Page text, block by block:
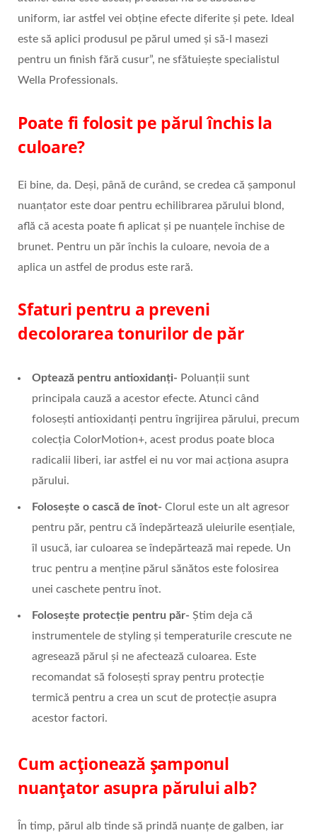
uniform, iar astfel vei obține efecte diferite și pete. Ideal
este să aplici produsul pe părul umed și să-l masezi
pentru un finish fără cusur”, ne sfătuiește specialistul
Wella Professionals.
Poate fi folosit pe părul închis la
culoare?
Ei bine, da. Deși, până de curând, se credea că șamponul
nuanțator este doar pentru echilibrarea părului blond,
află că acesta poate fi aplicat și pe nuanțele închise de
brunet. Pentru un păr închis la culoare, nevoia de a
aplica un astfel de produs este rară.
Sfaturi pentru a preveni
decolorarea tonurilor de păr
Optează pentru antioxidanți- Poluanții sunt
principala cauză a acestor efecte. Atunci când
folosești antioxidanți pentru îngrijirea părului, precum
colecția ColorMotion+, acest produs poate bloca
radicalii liberi, iar astfel ei nu vor mai acționa asupra
părului.
Folosește o cască de înot- Clorul este un alt agresor
pentru păr, pentru că îndepărtează uleiurile esențiale,
îl usucă, iar culoarea se îndepărtează mai repede. Un
truc pentru a menține părul sănătos este folosirea
unei caschete pentru înot.
Folosește protecție pentru păr- Știm deja că
instrumentele de styling și temperaturile crescute ne
agresează părul și ne afectează culoarea. Este
recomandat să folosești spray pentru protecție
termică pentru a crea un scut de protecție asupra
acestor factori.
Cum acționează șamponul
nuanțator asupra părului alb?
În timp, părul alb tinde să prindă nuanțe de galben, iar